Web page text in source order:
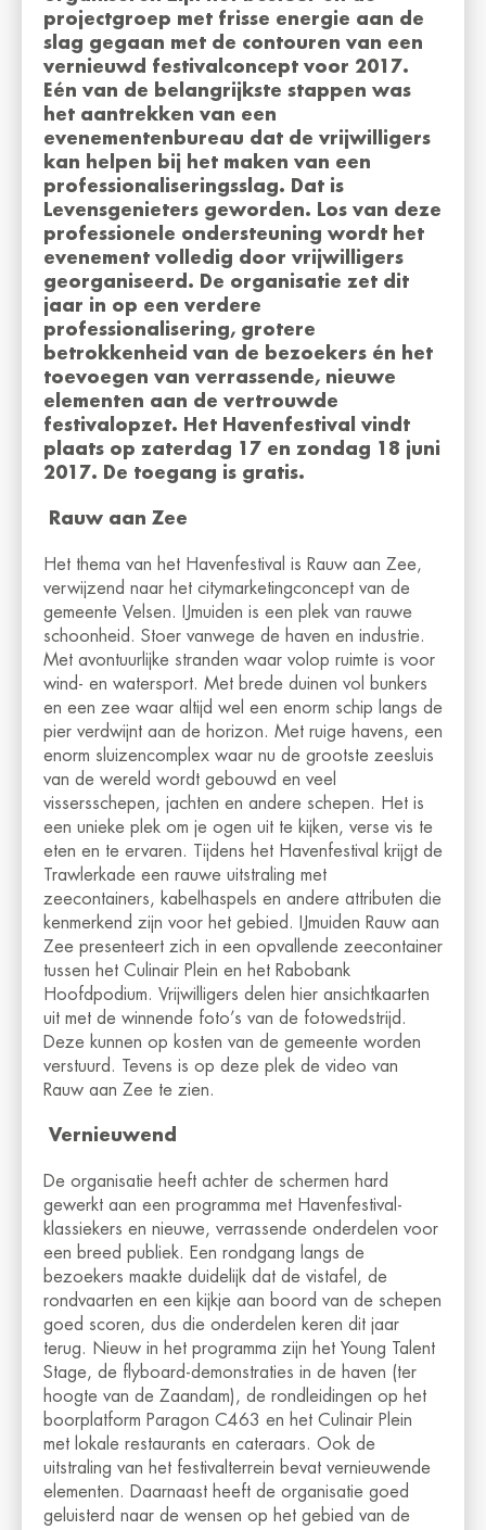
projectgroep met frisse energie aan de
slag gegaan met de contouren van een
vernieuwd festivalconcept voor 2017.
Eén van de belangrijkste stappen was
het aantrekken van een
evenementenbureau dat de vrijwilligers
kan helpen bij het maken van een
professionaliseringsslag. Dat is
Levensgenieters geworden.
Los van deze
professionele ondersteuning wordt het
evenement volledig door vrijwilligers
georganiseerd. De organisatie zet dit
jaar in op een verdere
professionalisering, grotere
betrokkenheid van de bezoekers én het
toevoegen van verrassende, nieuwe
elementen aan de vertrouwde
festivalopzet. Het Havenfestival vindt
plaats op zaterdag 17 en zondag 18 juni
2017. De toegang is gratis.
Rauw aan Zee
Het thema van het Havenfestival is Rauw aan Zee,
verwijzend naar het citymarketingconcept van de
gemeente Velsen. IJmuiden is een plek van rauwe
schoonheid. Stoer vanwege de haven en industrie.
Met avontuurlijke stranden waar volop ruimte is voor
wind- en watersport. Met brede duinen vol bunkers
en een zee waar altijd wel een enorm schip langs de
pier verdwijnt aan de horizon. Met ruige havens, een
enorm sluizencomplex waar nu de grootste zeesluis
van de wereld wordt gebouwd en veel
vissersschepen, jachten en andere schepen. Het is
een unieke plek om je ogen uit te kijken, verse vis te
eten en te ervaren. Tijdens het Havenfestival krijgt de
Trawlerkade een rauwe uitstraling met
zeecontainers, kabelhaspels en andere attributen die
kenmerkend zijn voor het gebied. IJmuiden Rauw aan
Zee presenteert zich in een opvallende zeecontainer
tussen het Culinair Plein en het Rabobank
Hoofdpodium. Vrijwilligers delen hier ansichtkaarten
uit met de winnende foto’s van de fotowedstrijd.
Deze kunnen op kosten van de gemeente worden
verstuurd. Tevens is op deze plek de video van
Rauw aan Zee te zien.
Vernieuwend
De organisatie heeft achter de schermen hard
gewerkt aan een programma met Havenfestival-
klassiekers en nieuwe, verrassende onderdelen voor
een breed publiek. Een rondgang langs de
bezoekers maakte duidelijk dat de vistafel, de
rondvaarten en een kijkje aan boord van de schepen
goed scoren, dus die onderdelen keren dit jaar
terug. Nieuw in het programma zijn het Young Talent
Stage, de flyboard-demonstraties in de haven (ter
hoogte van de Zaandam), de rondleidingen op het
boorplatform Paragon C463 en het Culinair Plein
met lokale restaurants en cateraars. Ook de
uitstraling van het festivalterrein bevat vernieuwende
elementen. Daarnaast heeft de organisatie goed
geluisterd naar de wensen op het gebied van de